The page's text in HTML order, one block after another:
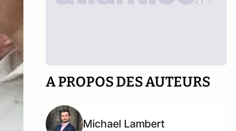
A PROPOS DES AUTEURS
Michael Lambert